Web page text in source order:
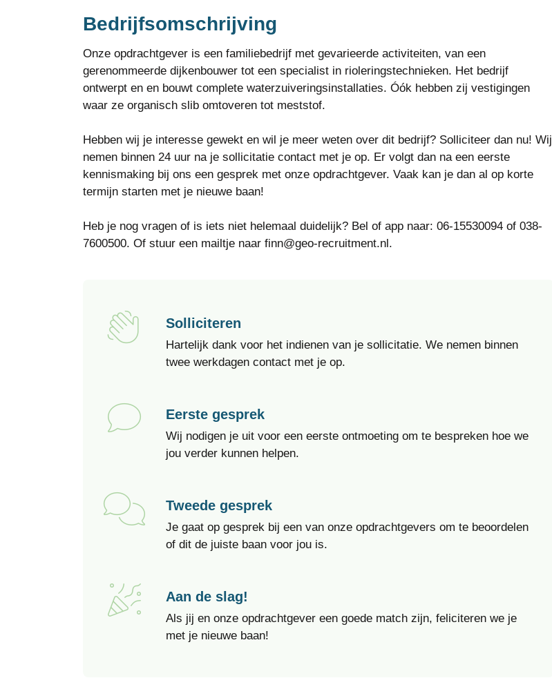
Bedrijfsomschrijving
Onze opdrachtgever is een familiebedrijf met gevarieerde activiteiten, van een
gerenommeerde dijkenbouwer tot een specialist in rioleringstechnieken. Het bedrijf
ontwerpt en en bouwt complete waterzuiveringsinstallaties. Óók hebben zij vestigingen
waar ze organisch slib omtoveren tot meststof.
Hebben wij je interesse gewekt en wil je meer weten over dit bedrijf? Solliciteer dan nu! Wij
nemen binnen 24 uur na je sollicitatie contact met je op. Er volgt dan na een eerste
kennismaking bij ons een gesprek met onze opdrachtgever. Vaak kan je dan al op korte
termijn starten met je nieuwe baan!
Heb je nog vragen of is iets niet helemaal duidelijk? Bel of app naar: 06-15530094 of 038-
7600500. Of stuur een mailtje naar finn@geo-recruitment.nl.
Solliciteren
Hartelijk dank voor het indienen van je sollicitatie. We nemen binnen
twee werkdagen contact met je op.
Eerste gesprek
Wij nodigen je uit voor een eerste ontmoeting om te bespreken hoe we
jou verder kunnen helpen.
Tweede gesprek
Je gaat op gesprek bij een van onze opdrachtgevers om te beoordelen
of dit de juiste baan voor jou is.
Aan de slag!
Als jij en onze opdrachtgever een goede match zijn, feliciteren we je
met je nieuwe baan!